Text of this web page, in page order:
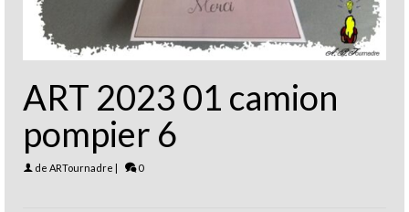
ART 2023 01 camion
pompier 6
de ARTournadre | 0